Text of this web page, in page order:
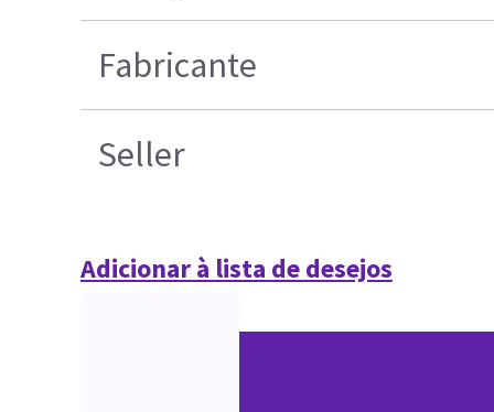
Fabricante
Seller
Adicionar à lista de desejos